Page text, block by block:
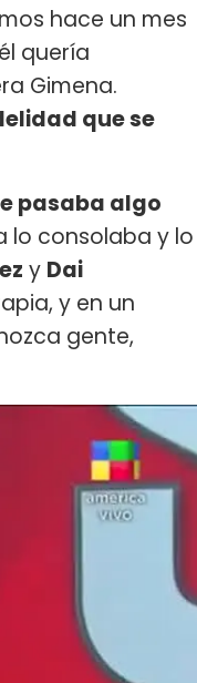
hace un mes
quería
Gimena.
que se
pasaba algo
lo consolaba y lo
y Dai
y en un
gente,